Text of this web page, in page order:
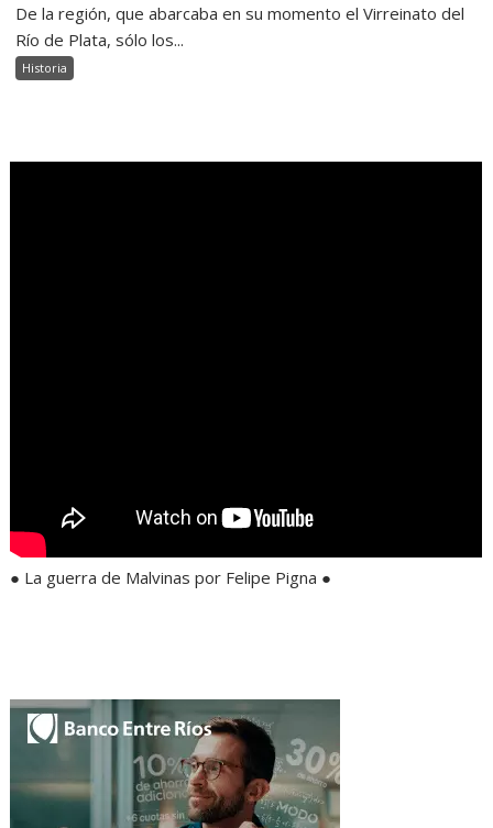
De la región, que abarcaba en su momento el Virreinato del
Río de Plata, sólo los...
Historia
● La guerra de Malvinas por Felipe Pigna ●